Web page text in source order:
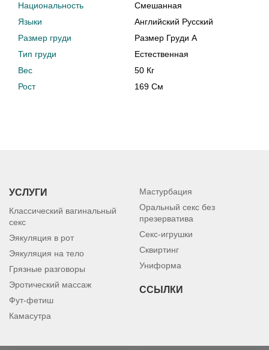
Национальность
Смешанная
Языки
Английский Русский
Размер груди
Размер Груди A
Тип груди
Естественная
Вес
50 Кг
Рост
169 См
УСЛУГИ
Классический вагинальный
секс
Эякуляция в рот
Эякуляция на тело
Грязные разговоры
Эротический массаж
Фут-фетиш
Камасутра
Мастурбация
Оральный секс без
презерватива
Секс-игрушки
Сквиртинг
Униформа
ССЫЛКИ